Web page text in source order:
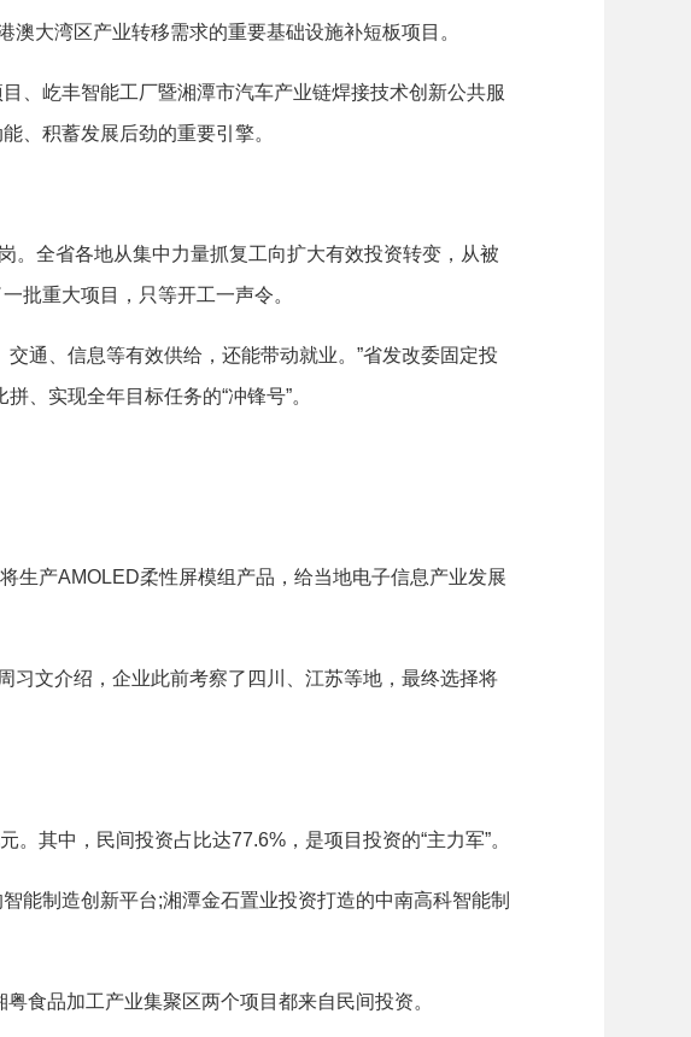
大湾区产业转移需求的重要基础设施补短板项目。
屹丰智能工厂暨湘潭市汽车产业链焊接技术创新公共服
、积蓄发展后劲的重要引擎。
全省各地从集中力量抓复工向扩大有效投资转变，从被
批重大项目，只等开工一声令。
通、信息等有效供给，还能带动就业。”省发改委固定投
、实现全年目标任务的“冲锋号”。
产AMOLED柔性屏模组产品，给当地电子信息产业发展
文介绍，企业此前考察了四川、江苏等地，最终选择将
其中，民间投资占比达77.6%，是项目投资的“主力军”。
制造创新平台;湘潭金石置业投资打造的中南高科智能制
品加工产业集聚区两个项目都来自民间投资。